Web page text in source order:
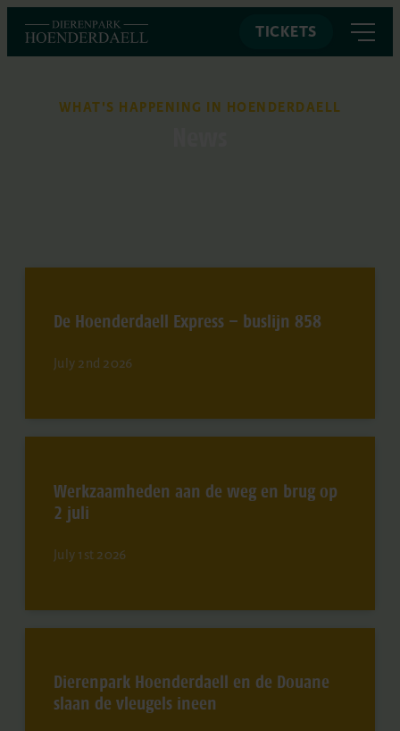
TICKETS
WHAT'S HAPPENING IN HOENDERDAELL
De Hoenderdaell Express – buslijn 858
July 2nd 2026
Werkzaamheden aan de weg en brug op
2 juli
July 1st 2026
Dierenpark Hoenderdaell en de Douane
slaan de vleugels ineen